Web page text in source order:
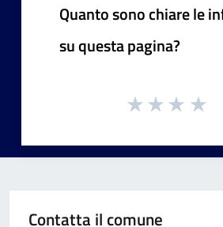
Quanto sono chiare le
su questa pagina?
Contatta il comune